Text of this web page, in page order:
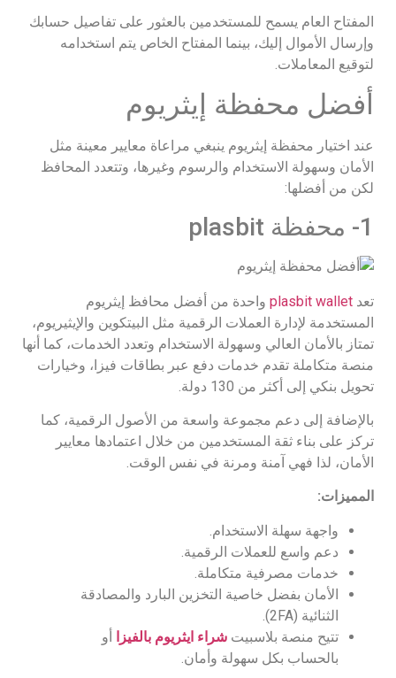
المفتاح العام يسمح للمستخدمين بالعثور على تفاصيل حسابك
وإرسال الأموال إليك، بينما المفتاح الخاص يتم استخدامه
لتوقيع المعاملات.
أفضل محفظة إيثريوم
عند اختيار محفظة إيثريوم ينبغي مراعاة معايير معينة مثل
الأمان وسهولة الاستخدام والرسوم وغيرها، وتتعدد المحافظ
لكن من أفضلها:
1- محفظة plasbit
تعد plasbit wallet واحدة من أفضل محافظ إيثريوم
المستخدمة لإدارة العملات الرقمية مثل البيتكوين والإيثيريوم،
تمتاز بالأمان العالي وسهولة الاستخدام وتعدد الخدمات، كما أنها
منصة متكاملة تقدم خدمات دفع عبر بطاقات فيزا، وخيارات
تحويل بنكي إلى أكثر من 130 دولة.
بالإضافة إلى دعم مجموعة واسعة من الأصول الرقمية، كما
تركز على بناء ثقة المستخدمين من خلال اعتمادها معايير
الأمان، لذا فهي آمنة ومرنة في نفس الوقت.
المميزات:
واجهة سهلة الاستخدام.
دعم واسع للعملات الرقمية.
خدمات مصرفية متكاملة.
الأمان بفضل خاصية التخزين البارد والمصادقة
الثنائية (2FA).
تتيح منصة بلاسبيت شراء ايثريوم بالفيزا أو
بالحساب بكل سهولة وأمان.